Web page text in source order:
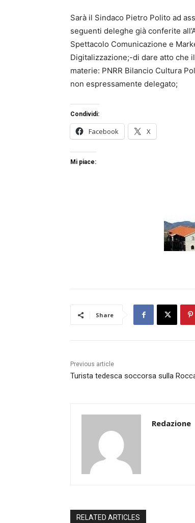
Sarà il Sindaco Pietro Polito ad
seguenti deleghe già conferite
Spettacolo Comunicazione e
Digitalizzazione;-di dare atto che
materie: PNRR Bilancio Cultura
non espressamente delegato;
Condividi:
Facebook X
Mi piace:
Share
Previous article
Turista tedesca soccorsa sulla
Redazione
RELATED ARTICLES